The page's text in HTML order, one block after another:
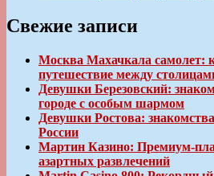
Свежие записи
Москва Махачкала самолет:
путешествие между
Девушки Березовский:
городе с особым шармом
Девушки Ростова:
России
Мартин Казино: Премиум-
азартных развлечений